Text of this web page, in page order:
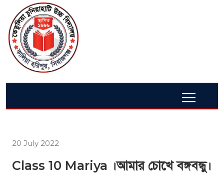
20 July 2022
Class 10 Mariya ।আমার চোখে বঙ্গবন্ধু।